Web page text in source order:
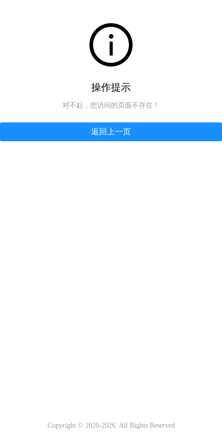
操作提示
对不起，您访问的页面不存在！
返回上一页
Copyright © 2020-2026. All Rights Reserved